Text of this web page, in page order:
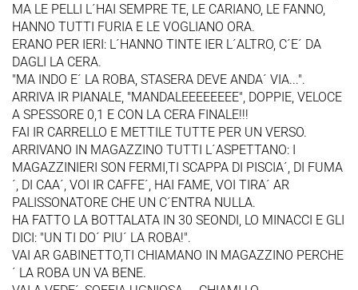
MA LE PELLI L´HAI SEMPRE TE, LE CARIANO, LE FANNO,
HANNO TUTTI FURIA E LE VOGLIANO ORA.
ERANO PER IERI: L´HANNO TINTE IER L´ALTRO, C´E´ DA
DAGLI LA CERA.
"MA INDO E´ LA ROBA, STASERA DEVE ANDA´ VIA...".
ARRIVA IR PIANALE, "MANDALEEEEEEEE", DOPPIE, VELOCE
A SPESSORE 0,1 E CON LA CERA FINALE!!!
FAI IR CARRELLO E METTILE TUTTE PER UN VERSO.
ARRIVANO IN MAGAZZINO TUTTI L´ASPETTANO: I
MAGAZZINIERI SON FERMI,TI SCAPPA DI PISCIA´, DI FUMA
´, DI CAA´, VOI IR CAFFE´, HAI FAME, VOI TIRA´ AR
PALISSONATORE CHE UN C´ENTRA NULLA.
HA FATTO LA BOTTALATA IN 30 SEONDI, LO MINACCI E GLI
DICI: "UN TI DO´ PIU´ LA ROBA!".
VAI AR GABINETTO,TI CHIAMANO IN MAGAZZINO PERCHE
´ LA ROBA UN VA BENE.